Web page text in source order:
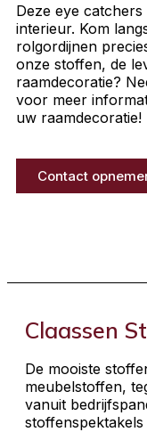
Deze eye
interieur. Kom
rolgordijnen
onze stoffen, de
raamdecoratie?
voor meer
uw raamdecoratie!
Contact
Claassen
De mooiste
meubelstoffen,
vanuit
stoffenspektakels